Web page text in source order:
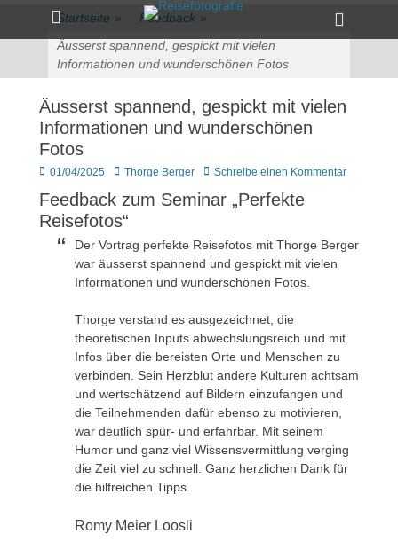
zum
Inhalt
überspringen
Primärmenü
Toggle
Startseite » Feedback »
Äusserst spannend, gespickt mit vielen
Informationen und wunderschönen Fotos
Äusserst spannend, gespickt mit vielen
Informationen und wunderschönen
Fotos
Veröffentlicht
01/04/2025 Author
Thorge Berger Schreibe einen Kommentar
Feedback zum Seminar „Perfekte
Reisefotos“
Der Vortrag perfekte Reisefotos mit Thorge Berger
war äusserst spannend und gespickt mit vielen
Informationen und wunderschönen Fotos.
Thorge verstand es ausgezeichnet, die
theoretischen Inputs abwechslungsreich und mit
Infos über die bereisten Orte und Menschen zu
verbinden. Sein Herzblut andere Kulturen achtsam
und wertschätzend auf Bildern einzufangen und
die Teilnehmenden dafür ebenso zu motivieren,
war deutlich spür- und erfahrbar. Mit seinem
Humor und ganz viel Wissensvermittlung verging
die Zeit viel zu schnell. Ganz herzlichen Dank für
die hilfreichen Tipps.
Romy Meier Loosli